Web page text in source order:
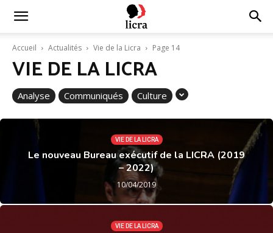
Licra
Antiraciste
Accueil Actualités Vie de la Licra Page 14
VIE DE LA LICRA
Analyse Communiqués Culture
VIE DE LA LICRA
Le nouveau Bureau exécutif de la LICRA (2019
– 2022)
10/04/2019
VIE DE LA LICRA